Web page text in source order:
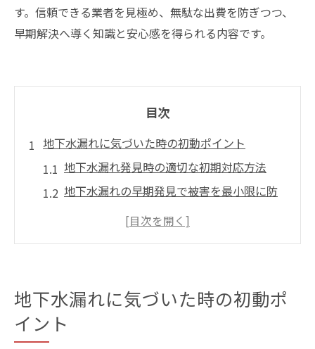
す。信頼できる業者を見極め、無駄な出費を防ぎつつ、
早期解決へ導く知識と安心感を得られる内容です。
目次
地下水漏れに気づいた時の初動ポイント
地下水漏れ発見時の適切な初期対応方法
地下水漏れの早期発見で被害を最小限に防
ト
地下水漏れが疑われた時に取るべき行動と
地下水漏れに気づいた時の初動ポ
イント